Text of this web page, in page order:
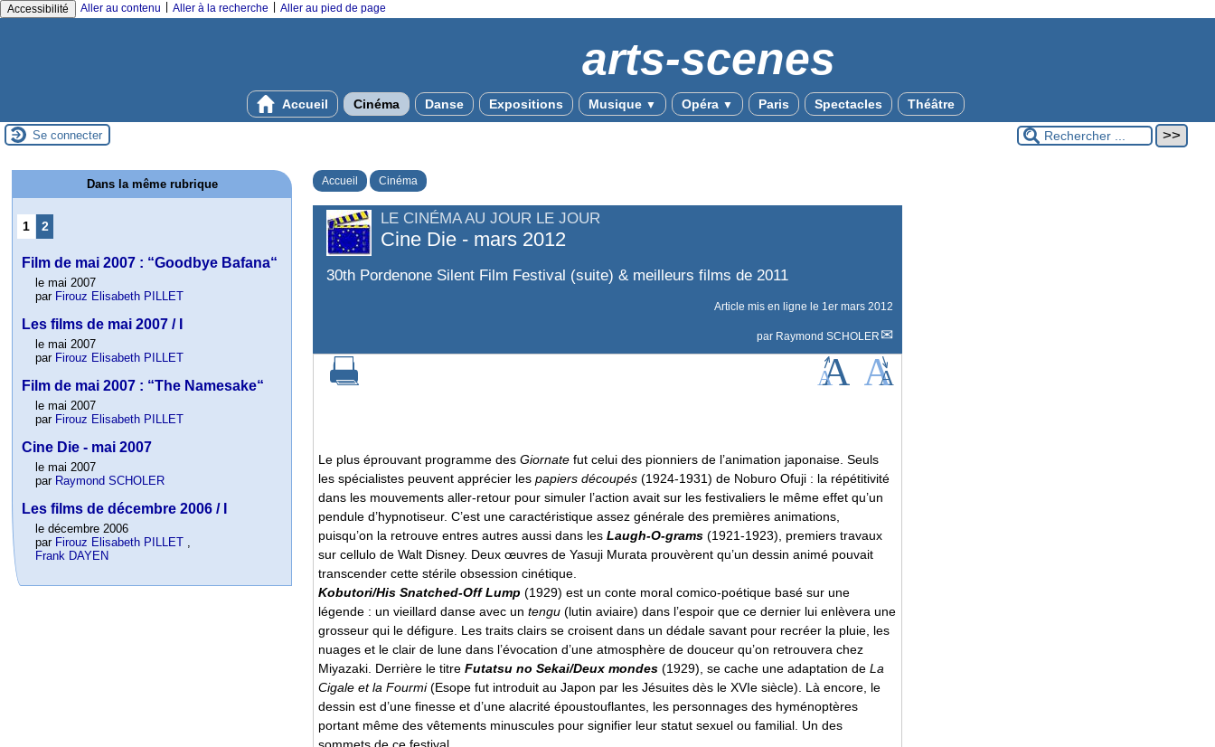
Accessibilité Aller au contenu Aller à la recherche Aller au pied de page
arts-scenes
Accueil Cinéma Danse Expositions Musique ▼ Opéra ▼ Paris Spectacles Théâtre
Se connecter
Accueil Cinéma
LE CINÉMA AU JOUR LE JOUR
Cine Die - mars 2012
30th Pordenone Silent Film Festival (suite) & meilleurs films de 2011
Article mis en ligne le 1er mars 2012
par Raymond SCHOLER
Le plus éprouvant programme des Giornate fut celui des pionniers de l’animation japonaise. Seuls
les spécialistes peuvent apprécier les papiers découpés (1924-1931) de Noburo Ofuji : la répétitivité
dans les mouvements aller-retour pour simuler l’action avait sur les festivaliers le même effet qu’un
pendule d’hypnotiseur. C’est une caractéristique assez générale des premières animations,
puisqu’on la retrouve entres autres aussi dans les Laugh-O-grams (1921-1923), premiers travaux
sur cellulo de Walt Disney. Deux œuvres de Yasuji Murata prouvèrent qu’un dessin animé pouvait
transcender cette stérile obsession cinétique.
Kobutori/His Snatched-Off Lump (1929) est un conte moral comico-poétique basé sur une
légende : un vieillard danse avec un tengu (lutin aviaire) dans l’espoir que ce dernier lui enlèvera une
grosseur qui le défigure. Les traits clairs se croisent dans un dédale savant pour recréer la pluie, les
nuages et le clair de lune dans l’évocation d’une atmosphère de douceur qu’on retrouvera chez
Miyazaki. Derrière le titre Futatsu no Sekai/Deux mondes (1929), se cache une adaptation de La
Cigale et la Fourmi(Esope fut introduit au Japon par les Jésuites dès le XVIe siècle). Là encore, le
dessin est d’une finesse et d’une alacrité époustouflantes, les personnages des hyménoptères
portant même des vêtements minuscules pour signifier leur statut sexuel ou familial. Un des
Dans la même rubrique
1 2
Film de mai 2007 : “Goodbye Bafana“
le mai 2007
par Firouz Elisabeth PILLET
Les films de mai 2007 / I
le mai 2007
par Firouz Elisabeth PILLET
Film de mai 2007 : “The Namesake“
le mai 2007
par Firouz Elisabeth PILLET
Cine Die - mai 2007
le mai 2007
par Raymond SCHOLER
Les films de décembre 2006 / I
le décembre 2006
par Firouz Elisabeth PILLET ,
Frank DAYEN